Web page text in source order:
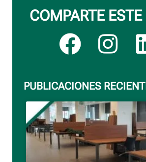
COMPARTE
PUBLICACIONES